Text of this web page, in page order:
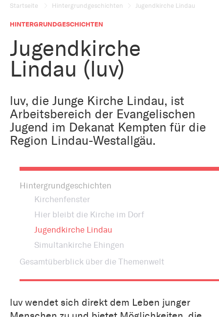
Startseite Hintergrundgeschichten Jugendkirche Lindau
HINTERGRUNDGESCHICHTEN
Jugendkirche
Lindau (luv)
luv, die Junge Kirche Lindau, ist
Arbeitsbereich der Evangelischen
Jugend im Dekanat Kempten für die
Region Lindau-Westallgäu.
Hintergrundgeschichten
Kirchenfenster
Hier bleibt die Kirche im Dorf
Jugendkirche Lindau
Simultankirche Ehingen
Gesamtüberblick über die Themenwelt
luv wendet sich direkt dem Leben junger
Kirche und Geld
Reformprozess PUK
Arbeiten bei der Kirche
Kirchenjahr
Ökumene
Religion in der Schule
Kunst
Aktiv gegen Missbrauch
Bildung und Gesellschaft
Weltanschauungsfragen
Gegen Rechtsextremismus